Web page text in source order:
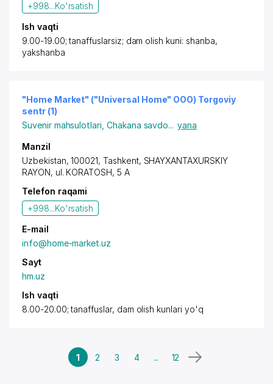
+998...Ko'rsatish
Ish vaqti
9.00-19.00; tanaffuslarsiz; dam olish kuni: shanba,
yakshanba
"Home Market" ("Universal Home" OOO) Torgoviy
sentr (1)
Suvenir mahsulotlari Chakana savdo... yana
Manzil
Uzbekistan, 100021, Tashkent, SHAYXANTAXURSKIY
RAYON, ul. KORATOSH, 5 A
Telefon raqami
+998...Ko'rsatish
E-mail
info@home-market.uz
Sayt
hm.uz
Ish vaqti
8.00-20.00; tanaffuslar, dam olish kunlari yo'q
1 2 3 4 ... 12